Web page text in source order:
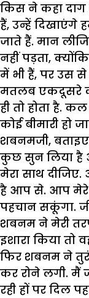
किस ने कहा
हैं, उन्हें दिखाएंगे
जाते हैं. मान
नहीं पड़ता,
में भी हैं, पर उस
मतलब एकदूसरे
ही तो होता है.
कोई बीमारी हो
शबनमजी,
कुछ सुन लिया है
मेरा साथ
है आप से. आप मेरे
पहचान सकूंगा.
शबनम ने मेरी
इशारा किया तो
फिर शबनम ने
कर रोने लगी. मैं
रही हों पर दिल